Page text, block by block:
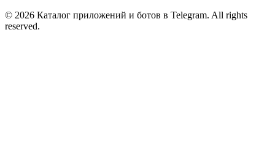
© 2026 Каталог приложений и ботов в Telegram. All rights
reserved.